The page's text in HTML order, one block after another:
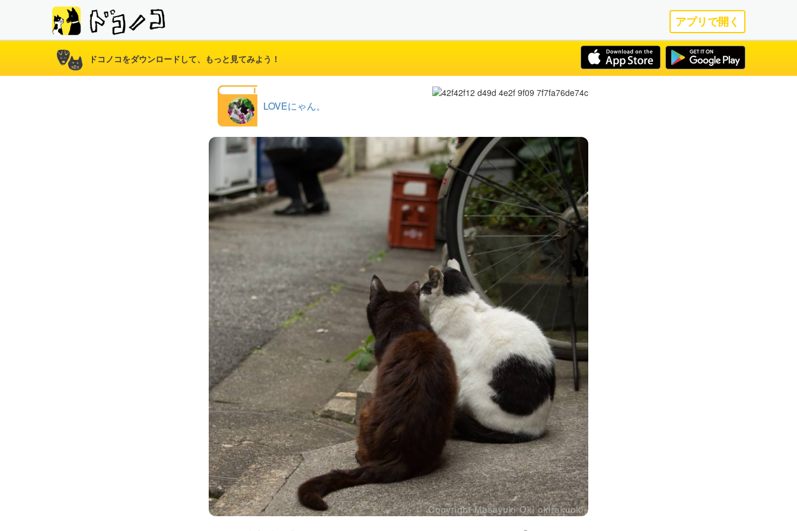
アプリで開く
ドコノコをダウンロードして、もっと見てみよう！
LOVEにゃん。